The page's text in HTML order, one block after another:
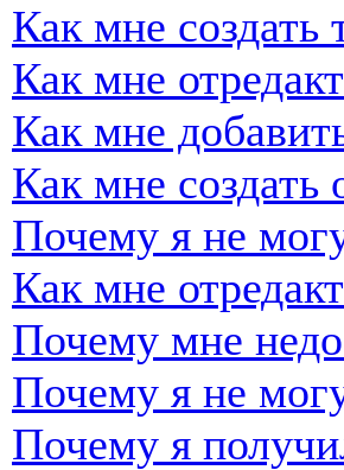
Как мне
Как мне
Как мне
Как мне создать
Почему я не
Как мне
Почему мне
Почему я не
Почему я